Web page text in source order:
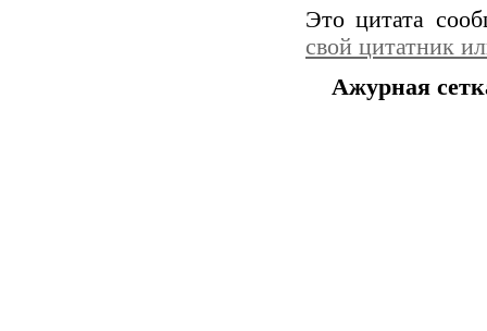
Это цитата
свой цитатник
Ажурная